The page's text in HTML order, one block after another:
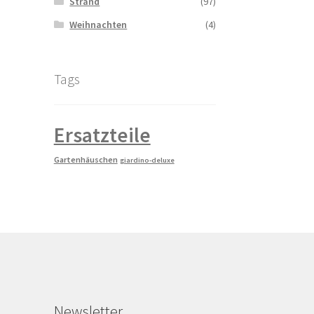
Weihnachten
(4)
Tags
Ersatzteile
Gartenhäuschen giardino-deluxe